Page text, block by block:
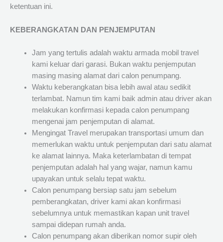
ketentuan ini.
KEBERANGKATAN DAN PENJEMPUTAN
Jam yang tertulis adalah waktu armada mobil travel
kami keluar dari garasi. Bukan waktu penjemputan
masing masing alamat dari calon penumpang.
Waktu keberangkatan bisa lebih awal atau sedikit
terlambat. Namun tim kami baik admin atau driver akan
melakukan konfirmasi kepada calon penumpang
mengenai jam penjemputan di alamat.
Mengingat Travel merupakan transportasi umum dan
memerlukan waktu untuk penjemputan dari satu alamat
ke alamat lainnya. Maka keterlambatan di tempat
penjemputan adalah hal yang wajar, namun kamu
upayakan untuk selalu tepat waktu.
Calon penumpang bersiap satu jam sebelum
pemberangkatan, driver kami akan konfirmasi
sebelumnya untuk memastikan kapan unit travel
sampai didepan rumah anda.
Calon penumpang akan diberikan nomor supir oleh